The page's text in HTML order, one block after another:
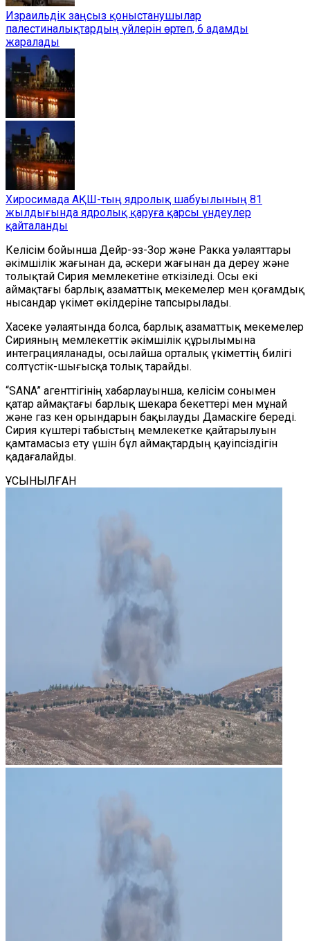
Израильдік заңсыз қоныстанушылар
палестиналықтардың үйлерін өртеп, 6 адамды
жаралады
Хиросимада АҚШ-тың ядролық шабуылының 81
жылдығында ядролық қаруға қарсы үндеулер
қайталанды
Келісім бойынша Дейр-эз-Зор және Ракка уәлаяттары
әкімшілік жағынан да, әскери жағынан да дереу және
толықтай Сирия мемлекетіне өткізіледі. Осы екі
аймақтағы барлық азаматтық мекемелер мен қоғамдық
нысандар үкімет өкілдеріне тапсырылады.
Хасеке уәлаятында болса, барлық азаматтық мекемелер
Сирияның мемлекеттік әкімшілік құрылымына
интеграцияланады, осылайша орталық үкіметтің билігі
солтүстік-шығысқа толық тарайды.
“SANA” агенттігінің хабарлауынша, келісім сонымен
қатар аймақтағы барлық шекара бекеттері мен мұнай
және газ кен орындарын бақылауды Дамаскіге береді.
Сирия күштері табыстың мемлекетке қайтарылуын
қамтамасыз ету үшін бұл аймақтардың қауіпсіздігін
қадағалайды.
ҰСЫНЫЛҒАН